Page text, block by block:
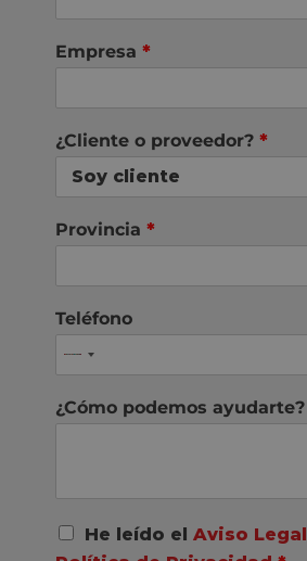
Empresa *
¿Cliente o proveedor? *
Provincia *
Teléfono
¿Cómo podemos ayudarte?
A
He leído el Aviso Legal